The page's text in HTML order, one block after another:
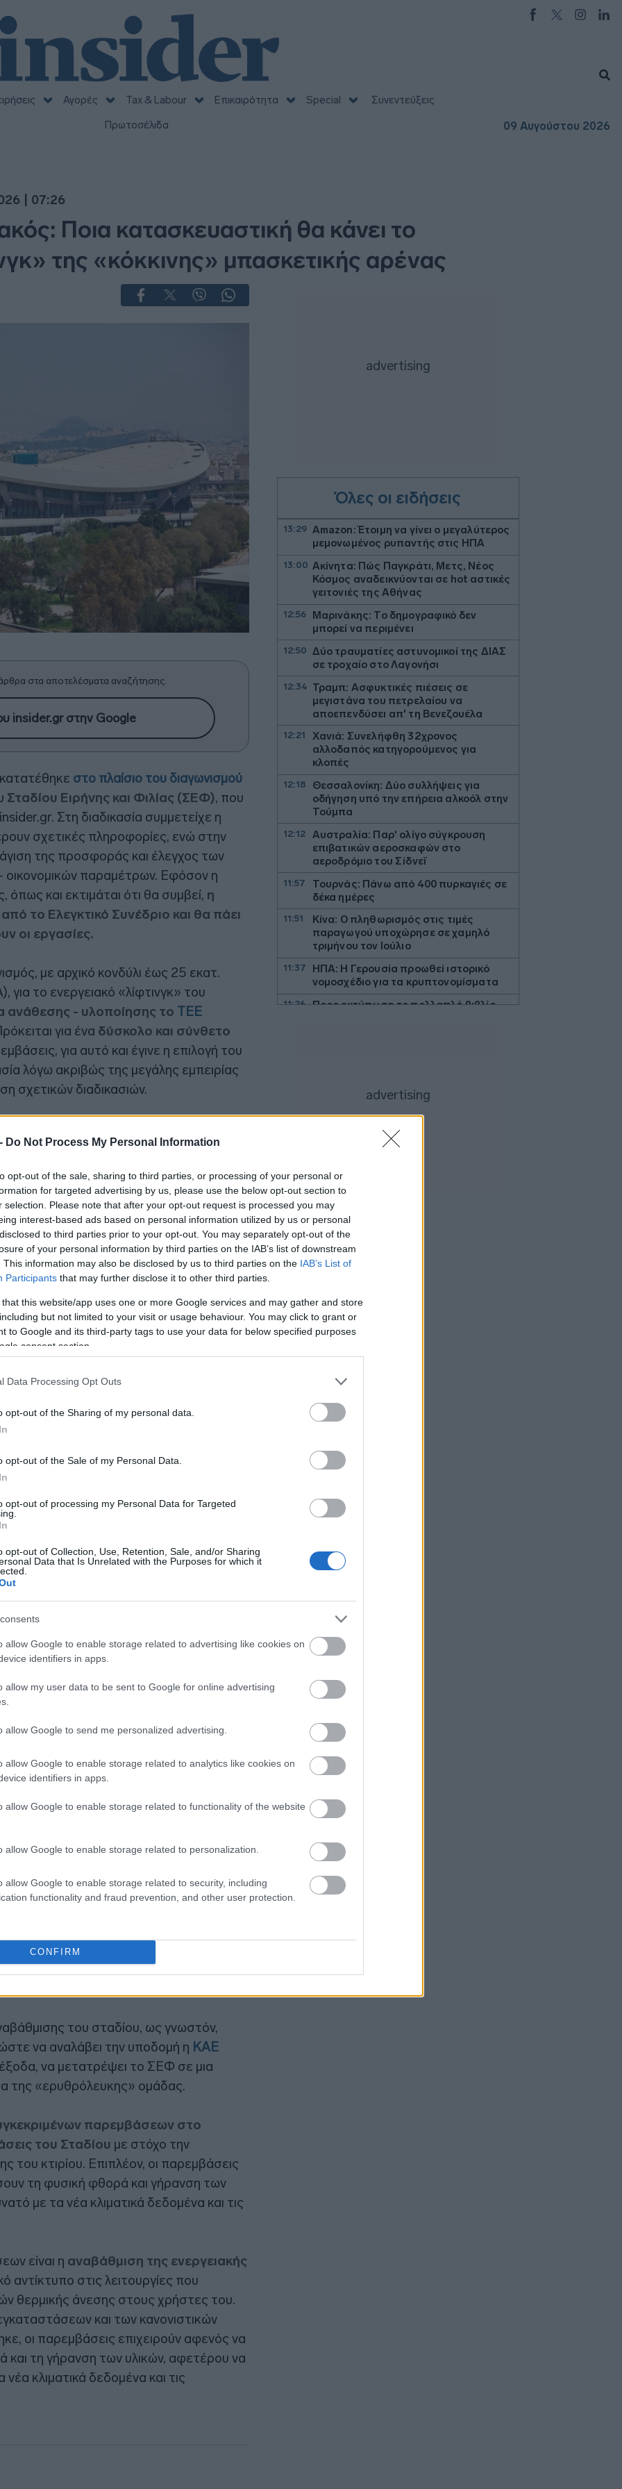
Do Not Process My Personal Information
opt-out of the sale, sharing to third parties, or processing of your personal or
for targeted advertising by us, please use the below opt-out section to
selection. Please note that after your opt-out request is processed you may
interest-based ads based on personal information utilized by us or personal
to third parties prior to your opt-out. You may separately opt-out of the
of your personal information by third parties on the IAB’s list of downstream
This information may also be disclosed by us to third parties on the IAB’s List of
Participants that may further disclose it to other third parties.
that this website/app uses one or more Google services and may gather and store
but not limited to your visit or usage behaviour. You may click to grant or
to Google and its third-party tags to use your data for below specified purposes
consent section.
Data Processing Opt Outs
opt-out of the Sharing of my personal data.
opt-out of the Sale of my Personal Data.
opt-out of processing my Personal Data for Targeted
opt-out of Collection, Use, Retention, Sale, and/or Sharing
Data that Is Unrelated with the Purposes for which it
allow Google to enable storage related to advertising like cookies on
identifiers in apps.
allow my user data to be sent to Google for online advertising
allow Google to send me personalized advertising.
allow Google to enable storage related to analytics like cookies on
identifiers in apps.
allow Google to enable storage related to functionality of the website
allow Google to enable storage related to personalization.
allow Google to enable storage related to security, including
functionality and fraud prevention, and other user protection.
CONFIRM
Αγορές Tax & Labour Επικαιρότητα Special
Συνεντεύξεις
Πρωτοσέλιδα
09 Αυγούστου 2026
| 07:26
Ποια κατασκευαστική θα κάνει το
της «κόκκινης» μπασκετικής αρένας
στα αποτελέσματα αναζήτησης.
insider.gr στην Google
στο πλαίσιο του διαγωνισμού
Σταδίου Ειρήνης και Φιλίας (ΣΕΦ), που
Στη διαδικασία συμμετείχε η
σχετικές πληροφορίες, ενώ στην
της προσφοράς και έλεγχος των
- οικονομικών παραμέτρων. Εφόσον η
και εκτιμάται ότι θα συμβεί, η
το Ελεγκτικό Συνέδριο και θα πάει
οι εργασίες.
με αρχικό κονδύλι έως 25 εκατ.
το ενεργειακό «λίφτινγκ» του
ανάθεσης - υλοποίησης το ΤΕΕ
για ένα δύσκολο και σύνθετο
για αυτό και έγινε η επιλογή του
λόγω ακριβώς της μεγάλης εμπειρίας
σχετικών διαδικασιών.
οι ισχυρότεροι κατασκευαστές
ωστόσο, είναι γνωστό ότι αυτοί
άνω των 18 δισ. κατά συνέπεια
έργο ανά την χώρα
εταιρεία, με παρουσία σε
λιμενικά, οδικά, ενεργειακά -
στους χώρους της πολιτικής μηχανικής,
εγκαταστάσεων, καθώς και στην
άπτονται των τομέων αυτών σε
Φεβρουάριο του 1990. Γνωστή έχει
έργα σε ΟΛΠ, ΟΛΘ κ.α..
του σταδίου, ως γνωστόν,
να αναλάβει την υποδομή η ΚΑΕ
να μετατρέψει το ΣΕΦ σε μια
της «ερυθρόλευκης» ομάδας.
παρεμβάσεων στο
του Σταδίου με στόχο την
του κτιρίου. Επιπλέον, οι παρεμβάσεις
τη φυσική φθορά και γήρανση των
με τα νέα κλιματικά δεδομένα και τις
είναι η αναβάθμιση της ενεργειακής
αντίκτυπο στις λειτουργίες που
θερμικής άνεσης στους χρήστες του.
και των κανονιστικών
οι παρεμβάσεις επιχειρούν αφενός να
τη γήρανση των υλικών, αφετέρου να
κλιματικά δεδομένα και τις
Όλες οι ειδήσεις
13:29 Amazon: Έτοιμη να γίνει ο μεγαλύτερος
μεμονωμένος ρυπαντής στις ΗΠΑ
13:00 Ακίνητα: Πώς Παγκράτι, Μετς, Νέος
Κόσμος αναδεικνύονται σε hot αστικές
γειτονιές της Αθήνας
12:56
Μαρινάκης: Το δημογραφικό δεν
μπορεί να περιμένει
12:50 Δύο τραυματίες αστυνομικοί της ΔΙΑΣ
σε τροχαίο στο Λαγονήσι
12:34
Τραμπ: Ασφυκτικές πιέσεις σε
μεγιστάνα του πετρελαίου να
αποεπενδύσει απ' τη Βενεζουέλα
12:21
Χανιά: Συνελήφθη 32χρονος
αλλοδαπός κατηγορούμενος για
κλοπές
12:18
Θεσσαλονίκη: Δύο συλλήψεις για
οδήγηση υπό την επήρεια αλκοόλ στην
Τούμπα
12:12
Αυστραλία: Παρ' ολίγο σύγκρουση
επιβατικών αεροσκαφών στο
αεροδρόμιο του Σίδνεϊ
11:57
Τουρνάς: Πάνω από 400 πυρκαγιές σε
δέκα ημέρες
11:51
Κίνα: Ο πληθωρισμός στις τιμές
παραγωγού υποχώρησε σε χαμηλό
τριμήνου τον Ιούλιο
11:37
ΗΠΑ: Η Γερουσία προωθεί ιστορικό
νομοσχέδιο για τα κρυπτονομίσματα
11:26 Προς εκτύπωση το πολλαπλό βιβλίο
επιθέσεις στα πλοία στη Μαύρη
τραυματίες σε τροχαίο
έπληξαν σαουδαραβικό διυλιστήριο
στην ακτή της Ερυθράς Θάλασσας
10:36 Καρτάλης: Η Ευρώπη θερμαίνεται
ταχύτερα από άλλες ηπείρους
10:28 ΠΑΣΟΚ: Η «Εστία» ανάλωσε τη μισή
ύλη της για να μην πει απολύτως
10:21 Ιράν: Η Τεχεράνη θέτει όρους για
οποιοδήποτε εκ νέου άνοιγμα των
Στενών του Ορμούζ
09:47 Δεύτερη πηγή εισοδήματος για τους
τουρισμός
Το κομμάτι πύραυλου που
προσέκρουσε στη Σελήνη γίνεται
Υπ. Μεταφορών: Οριστική λύση στο
Τράπεζες: Στα 15 δισ. ευρώ ο στόχος
για νέα δάνεια το 2026
την ασφάλεια από τα drones μετά το
περιστατικό σε αεροδρόμιο
ανάγκης κηρύχθηκε η επαρχία της
Βρετανικής Κολομβίας εξαιτίας των
ΗΠΑ: Ο καρκίνος του Τζο Μπάιντεν έχει
Κέρκυρα: Οι top παραλίες που πρέπει
να επισκεφθείτε
«Moneymaxxing»: Δεν είναι απλά
trend αλλά τρόπος ζωής
08:28 Η επίθεση στη Hugging Face
σηματοδοτεί την έναρξη μιας
κυβερνοεπιθέσεων με AI
τις εκτιμήσεις η Deutsche Bank